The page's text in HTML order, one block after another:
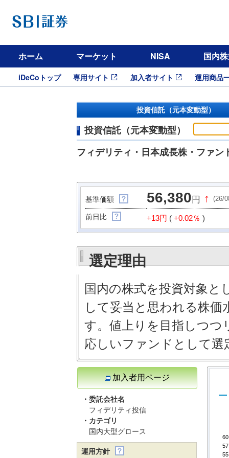
ホーム マーケット NISA 国内
iDeCoトップ 専用サイト 加入者サイト 運用商品
投資信託（元本変動型）
投資信託（元本変動型）
フィデリティ・日本成長株・ファン
基準価額 56,380 円 ↑ (26/
前日比 +13円 (+0.02％ )
選定理由
国内の株式を投資対象と
して妥当と思われる株
す。値上りを目指しつつ
応しいファンドとして選
加入者用ページ
・委託会社名
フィデリティ投信
・カテゴリ
国内大型グロース
運用方針